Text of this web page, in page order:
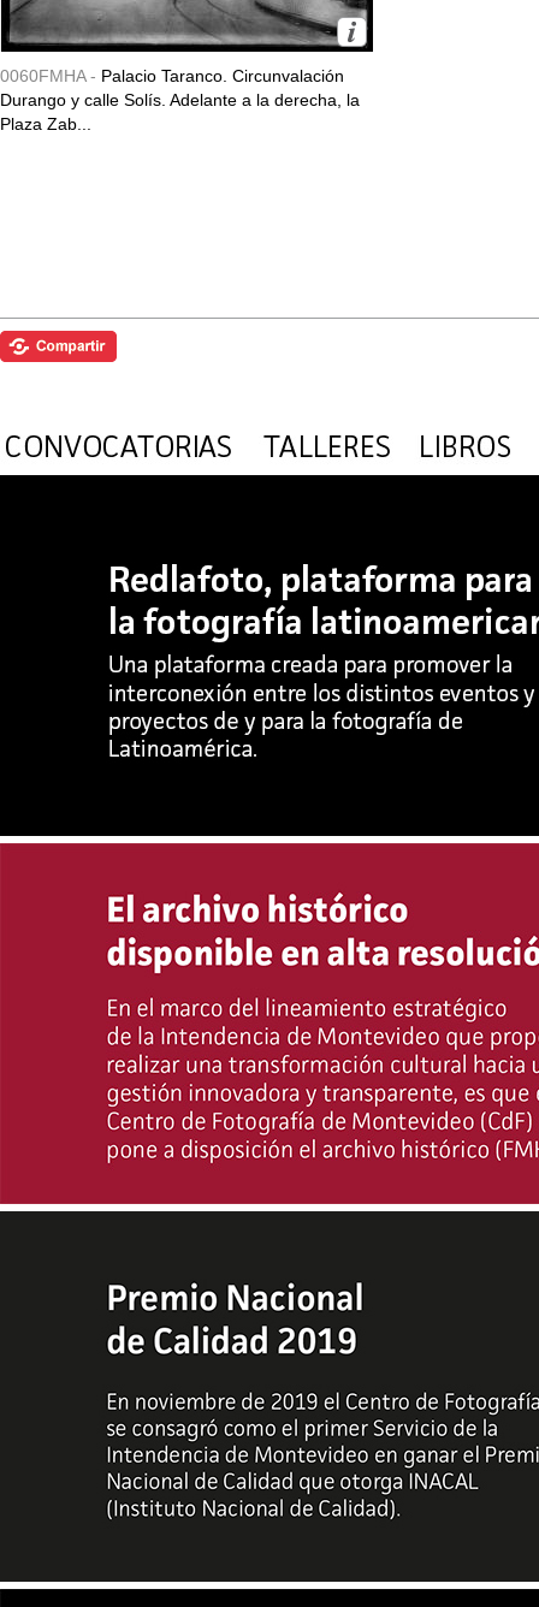
0060FMHA - Palacio Taranco. Circunvalación
Durango y calle Solís. Adelante a la derecha, la
Plaza Zab...